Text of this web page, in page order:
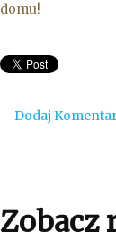
domu!
Dodaj
Zobacz